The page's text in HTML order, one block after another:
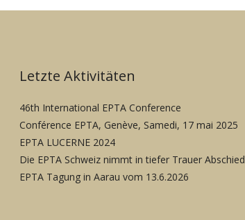
Letzte Aktivitäten
46th International EPTA Conference
Conférence EPTA, Genève, Samedi, 17 mai 2025
EPTA LUCERNE 2024
Die EPTA Schweiz nimmt in tiefer Trauer Abschied
EPTA Tagung in Aarau vom 13.6.2026